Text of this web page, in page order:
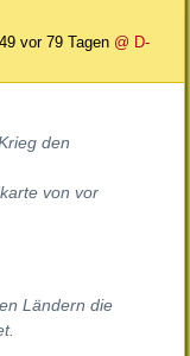
vor 79 Tagen @ D-
den
von vor
Ländern die